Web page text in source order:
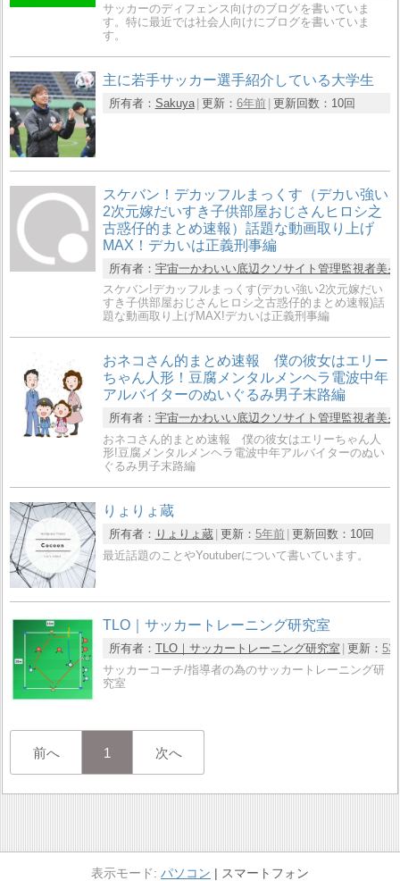
サッカーのディフェンス向けのブログを書いていま
す。特に最近では社会人向けにブログを書いていま
す。
主に若手サッカー選手紹介している大学生
所有者： Sakuya 更新： 6年前 更新回数： 10回
スケバン！デカッフルまっくす（デカい強い
2次元嫁だいすき子供部屋おじさんヒロシ之
古惑仔的まとめ速報）話題な動画取り上げ
MAX！デカいは正義刑事編
所有者： 宇宙一かわいい底辺クソサイト管理監視者美
スケバン!デカッフルまっくす(デカい強い2次元嫁だい
すき子供部屋おじさんヒロシ之古惑仔的まとめ速報)話
題な動画取り上げMAX!デカいは正義刑事編
おネコさん的まとめ速報 僕の彼女はエリー
ちゃん人形！豆腐メンタルメンヘラ電波中年
アルバイターのぬいぐるみ男子末路編
所有者： 宇宙一かわいい底辺クソサイト管理監視者美
おネコさん的まとめ速報 僕の彼女はエリーちゃん人
形!豆腐メンタルメンヘラ電波中年アルバイターのぬい
ぐるみ男子末路編
りょりょ蔵
所有者： りょりょ蔵 更新： 5年前 更新回数： 10回
最近話題のことやYoutuberについて書いています。
TLO｜サッカートレーニング研究室
所有者： TLO｜サッカートレーニング研究室 更新： 53
サッカーコーチ/指導者の為のサッカートレーニング研
究室
前へ 1 次へ
パソコン スマートフォン